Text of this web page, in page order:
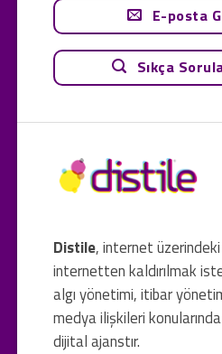
Distile, internet
internetten kaldırılmak
algı yönetimi, itibar
medya ilişkileri
dijital ajanstır.
E-posta
Sıkça